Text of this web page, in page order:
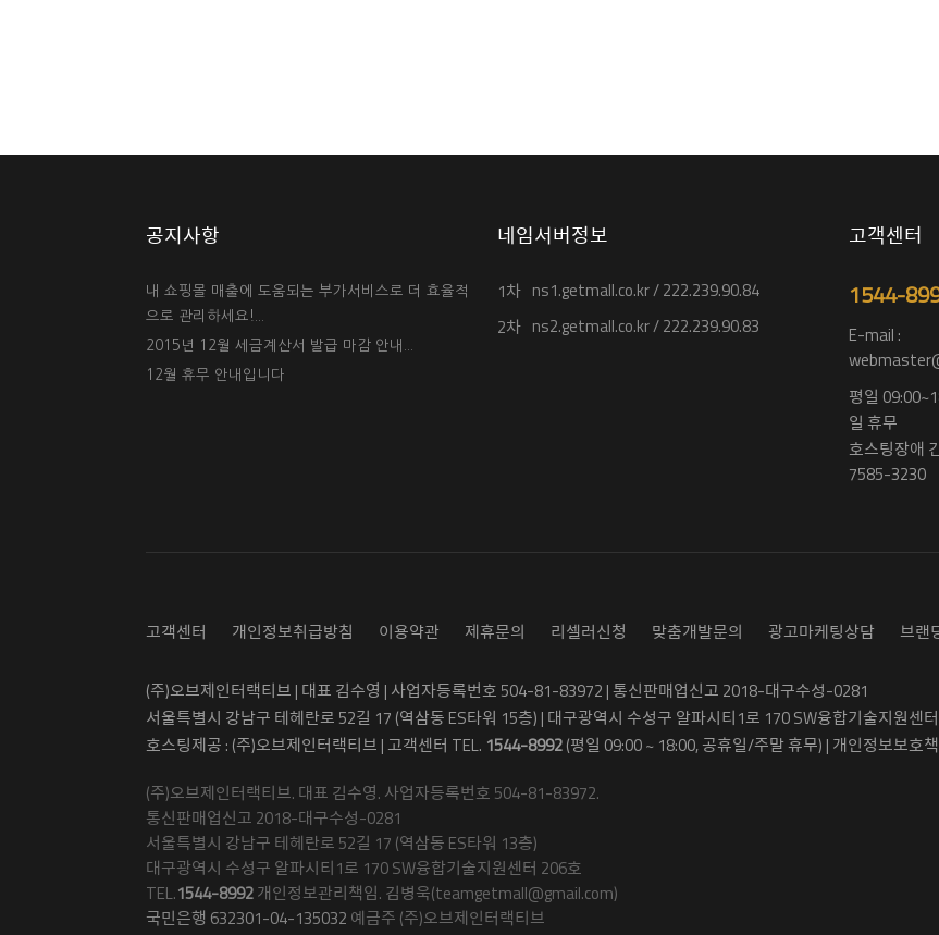
공지사항
내 쇼핑몰 매출에 도움되는 부가서비스로 더 효율적
으로 관리하세요!...
2015년 12월 세금계산서 발급 마감 안내...
12월 휴무 안내입니다
네임서버정보
1차 ns1.getmall.co.kr / 222.239.90.84
2차 ns2.getmall.co.kr / 222.239.90.83
고객센터
1544-
E-mail :
평일
일 휴무
호스팅장애
7585-3230
고객센터 개인정보취급방침 이용약관 제휴문의 리셀러신청 맞춤개발문의 광고마케팅상담 브랜
(주)오브제인터랙티브 | 대표 김수영 | 사업자등록번호 504-81-83972 | 통신판매업신고 2018-대구수성-0281
서울특별시 강남구 테헤란로 52길 17 (역삼동 ES타워 15층) | 대구광역시 수성구 알파시티1로 170 SW융합기술지원센
호스팅제공 : (주)오브제인터랙티브 | 고객센터 TEL. 1544-8992(평일 09:00 ~ 18:00, 공휴일/주말 휴무) | 개인정보보
(주)오브제인터랙티브. 대표 김수영. 사업자등록번호 504-81-83972.
통신판매업신고 2018-대구수성-0281
서울특별시 강남구 테헤란로 52길 17 (역삼동 ES타워 13층)
대구광역시 수성구 알파시티1로 170 SW융합기술지원센터 206호
TEL.1544-8992개인정보관리책임. 김병욱(teamgetmall@gmail.com)
국민은행 632301-04-135032 예금주 (주)오브제인터랙티브